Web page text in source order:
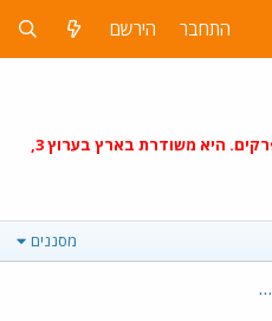
התחבר הירשם
העונה השנייה של הסדרה כוללת 6 פרקים. היא משודרת בארץ בערוץ 3,
מסננים